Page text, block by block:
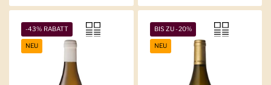
-43% RABATT
NEU
BIS ZU -20%
NEU